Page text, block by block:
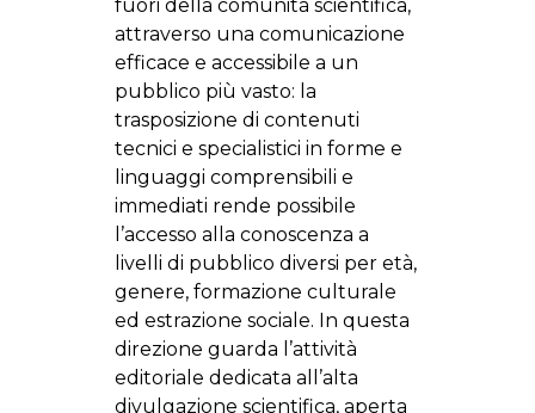
fuori della comunità scientifica,
attraverso una comunicazione
efficace e accessibile a un
pubblico più vasto: la
trasposizione di contenuti
tecnici e specialistici in forme e
linguaggi comprensibili e
immediati rende possibile
l’accesso alla conoscenza a
livelli di pubblico diversi per età,
genere, formazione culturale
ed estrazione sociale. In questa
direzione guarda l’attività
editoriale dedicata all’alta
divulgazione scientifica, aperta